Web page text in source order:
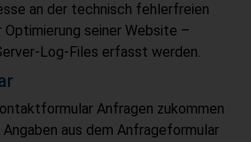
an der technisch fehlerfreien
Optimierung seiner Website –
Log-Files erfasst werden.
Anfragen zukommen
aus dem Anfrageformular